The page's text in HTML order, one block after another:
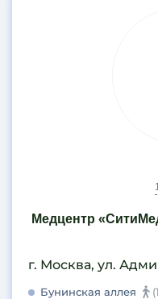
Улица Горчакова
Улица
Университет
Медцентр
г. Москва, ул.
Бунинская аллея